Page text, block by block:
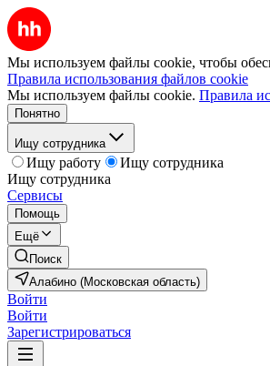
Мы используем файлы cookie, чтобы
Правила использования файлов cookie
Мы используем файлы cookie. Правила
Понятно
Ищу сотрудника
Ищу работу
Ищу сотрудника
Ищу сотрудника
Сервисы
Помощь
Ещё
Поиск
Алабино (Московская область)
Войти
Войти
Зарегистрироваться